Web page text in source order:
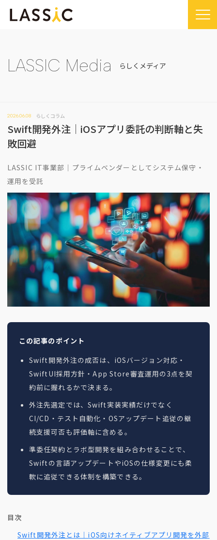
Company
会社概要
代表メッセージ
拠点一覧
Remogu（リモグ）・リラシク
Remoguフリーランス
Sustainability TOP
SDGsに対する取り組み
News TOP
プレスリリース
ニュース
開示情報
コーポレート・ガバナンス
ディスクロージャーポリシー
免責事項
LASSIC Media
LASSIC Media TOP
地方創生コラム
リモートワークコラム
お客さまの声
社員の声
事例紹介
Contact
お問い合わせフォーム
LASSIC Media らしくメディア
2026.06.08 らしくコラム
Swift開発外注｜iOSアプリ委託の判断軸と失
敗回避
LASSIC IT事業部｜プライムベンダーとしてシステム保守・
運用を受託
この記事のポイント
Swift開発外注の成否は、iOSバージョン対応・
SwiftUI採用方針・App Store審査運用の3点を契
約前に握れるかで決まる。
外注先選定では、Swift実装実績だけでなく
CI/CD・テスト自動化・OSアップデート追従の継
続支援可否も評価軸に含める。
準委任契約とラボ型開発を組み合わせることで、
Swiftの言語アップデートやiOSの仕様変更にも柔
軟に追従できる体制を構築できる。
目次
Swift開発外注とは｜iOS向けネイティブアプリ開発を外部